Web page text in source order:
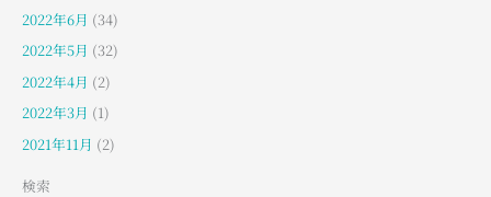
2022年6月 (34)
2022年5月 (32)
2022年4月 (2)
2022年3月 (1)
2021年11月 (2)
検索